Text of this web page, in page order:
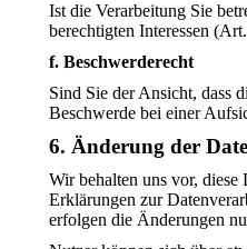
Ist die Verarbeitung Sie
berechtigten Interessen
f. Beschwerderecht
Sind Sie der Ansicht, dass
Beschwerde bei einer
6. Änderung der
Wir behalten uns vor,
Erklärungen zur
erfolgen die Änderungen